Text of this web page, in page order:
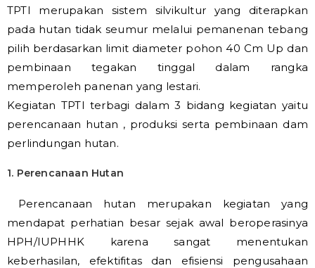
TPTI merupakan sistem silvikultur yang diterapkan
pada hutan tidak seumur melalui pemanenan tebang
pilih berdasarkan limit diameter pohon 40 Cm Up dan
pembinaan tegakan tinggal dalam rangka
memperoleh panenan yang lestari.
Kegiatan TPTI terbagi dalam 3 bidang kegiatan yaitu
perencanaan hutan , produksi serta pembinaan dam
perlindungan hutan.
1. Perencanaan Hutan
Perencanaan hutan merupakan kegiatan yang
mendapat perhatian besar sejak awal beroperasinya
HPH/IUPHHK karena sangat menentukan
keberhasilan, efektifitas dan efisiensi pengusahaan